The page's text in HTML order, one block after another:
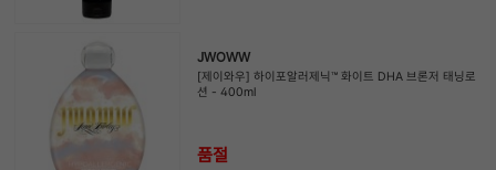
JWOWW
[제이와우] 하이포알러제닉™ 화이트 DHA 브론저 태닝로
션 - 400ml
품절